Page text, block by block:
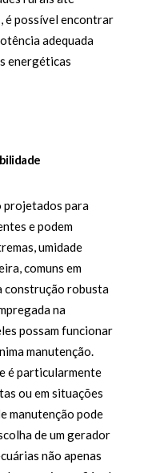
é possível encontrar
adequada
energéticas
projetados para
e podem
umidade
comuns em
construção robusta
na
possam funcionar
manutenção.
é particularmente
ou em situações
manutenção pode
de um gerador
não apenas